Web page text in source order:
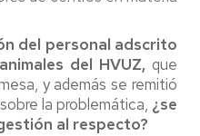
del personal adscrito
del HVUZ, que
y además se remitió
la problemática, ¿se
al respecto?